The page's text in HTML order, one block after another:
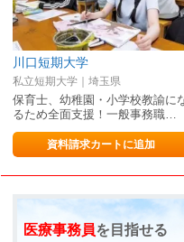
川口短期大学
私立短期大学｜埼玉県
保育士、幼稚園・小学校教諭に
るため全面支援！一般事務職…
資料請求カートに追加
医療事務員を目指せる